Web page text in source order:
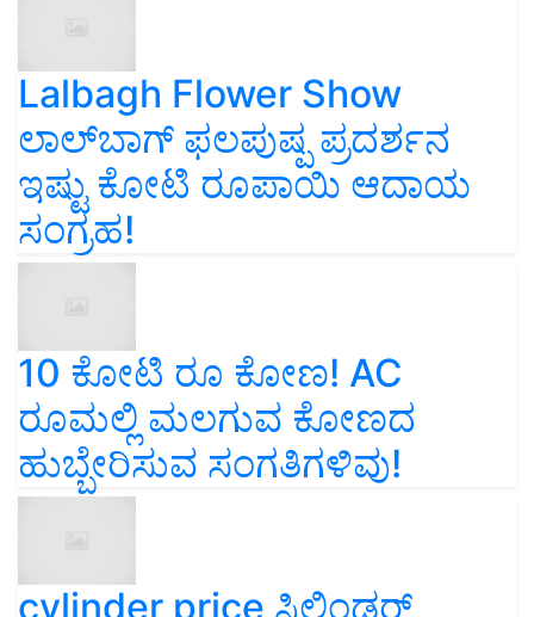
Lalbagh Flower Show
ಲಾಲ್‌ಬಾಗ್ ಫಲಪುಷ್ಪ ಪ್ರದರ್ಶನ
ಇಷ್ಟು ಕೋಟಿ ರೂಪಾಯಿ ಆದಾಯ
ಸಂಗ್ರಹ!
10 ಕೋಟಿ ರೂ ಕೋಣ! AC
ರೂಮಲ್ಲಿ ಮಲಗುವ ಕೋಣದ
ಹುಬ್ಬೇರಿಸುವ ಸಂಗತಿಗಳಿವು!
cylinder price ಸಿಲಿಂಡರ್‌